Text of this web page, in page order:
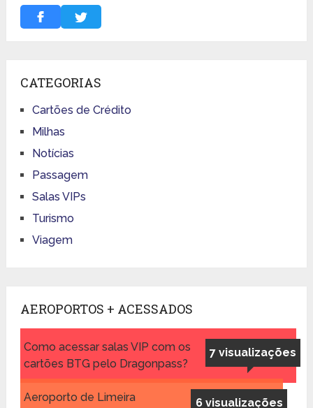
CATEGORIAS
Cartões de Crédito
Milhas
Notícias
Passagem
Salas VIPs
Turismo
Viagem
AEROPORTOS + ACESSADOS
7 visualizações
Como acessar salas VIP com os
cartões BTG pelo Dragonpass?
6 visualizações
Aeroporto de Limeira